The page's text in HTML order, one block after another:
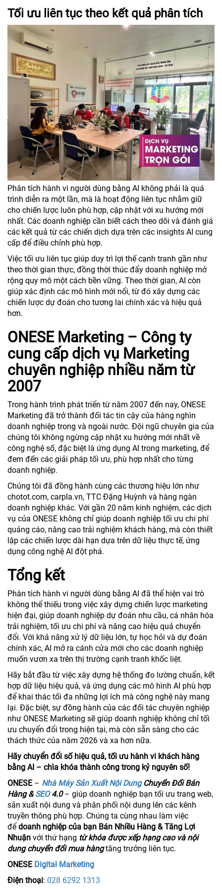
Tối ưu liên tục theo kết quả phân tích
Phân tích hành vi người dùng bằng AI không phải là quá
trình diễn ra một lần, mà là hoạt động liên tục nhằm giữ
cho chiến lược luôn phù hợp, cập nhật với xu hướng mới
nhất. Các doanh nghiệp cần biết cách theo dõi và đánh giá
các kết quả từ các chiến dịch dựa trên các insights AI cung
cấp để điều chỉnh phù hợp.
Việc tối ưu liên tục giúp duy trì lợi thế cạnh tranh gần như
theo thời gian thực, đồng thời thúc đẩy doanh nghiệp mở
rộng quy mô một cách bền vững. Theo thời gian, AI còn
giúp xác định các mô hình mới nổi, từ đó xây dựng các
chiến lược dự đoán cho tương lai chính xác và hiệu quả
hơn.
ONESE Marketing – Công ty
cung cấp dịch vụ Marketing
chuyên nghiệp nhiều năm từ
2007
Trong hành trình phát triển từ năm 2007 đến nay, ONESE
Marketing đã trở thành đối tác tin cậy của hàng nghìn
doanh nghiệp trong và ngoài nước. Đội ngũ chuyên gia của
chúng tôi không ngừng cập nhật xu hướng mới nhất về
công nghệ số, đặc biệt là ứng dụng AI trong marketing, để
đem đến các giải pháp tối ưu, phù hợp nhất cho từng
doanh nghiệp.
Chúng tôi đã đồng hành cùng các thương hiệu lớn như
chotot.com, carpla.vn, TTC Đặng Huỳnh và hàng ngàn
doanh nghiệp khác. Với gần 20 năm kinh nghiệm, các dịch
vụ của ONESE không chỉ giúp doanh nghiệp tối ưu chi phí
quảng cáo, nâng cao trải nghiệm khách hàng, mà còn thiết
lập các chiến lược dài hạn dựa trên dữ liệu thực tế, ứng
dụng công nghệ AI đột phá.
Tổng kết
Phân tích hành vi người dùng bằng AI đã thể hiện vai trò
không thể thiếu trong việc xây dựng chiến lược marketing
hiện đại, giúp doanh nghiệp dự đoán nhu cầu, cá nhân hóa
trải nghiệm, tối ưu chi phí và nâng cao hiệu quả chuyển
đổi. Với khả năng xử lý dữ liệu lớn, tự học hỏi và dự đoán
chính xác, AI mở ra cánh cửa mới cho các doanh nghiệp
muốn vươn xa trên thị trường cạnh tranh khốc liệt.
Hãy bắt đầu từ việc xây dựng hệ thống đo lường chuẩn, kết
hợp dữ liệu hiệu quả, và ứng dụng các mô hình AI phù hợp
để khai thác tối đa những lợi ích mà công nghệ này mang
lại. Đặc biệt, sự đồng hành của các đối tác chuyên nghiệp
như ONESE Marketing sẽ giúp doanh nghiệp không chỉ tối
ưu chuyển đổi trong hiện tại, mà còn sẵn sàng cho các
thách thức của năm 2026 và xa hơn nữa.
Hãy chuyển đổi số hiệu quả, tối ưu hành vi khách hàng
bằng AI – chìa khóa thành công trong kỷ nguyên số!
ONESE– Nhà Máy Sản Xuất Nội DungChuyển Đổi Bán
Hàng &SEO4.0– giúp doanh nghiệp bạn tối ưu trang web,
sản xuất nội dung và phân phối nội dung lên các kênh
truyền thông phù hợp. Chúng ta cùng nhau làm việc
để doanh nghiệp của bạn Bán Nhiều Hàng & Tăng Lợi
Nhuận với thứ hạng từ khóa được xếp hạng cao và nội
dung chuyển đổi mua hàngtăng trưởng liên tục.
ONESE Digital Marketing
Điện thoại: 028 6292 1313